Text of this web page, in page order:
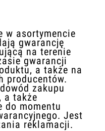
w asortymencie
gwarancję
na terenie
gwarancji
a także na
producentów.
zakupu
a także
do momentu
Jest
reklamacji.